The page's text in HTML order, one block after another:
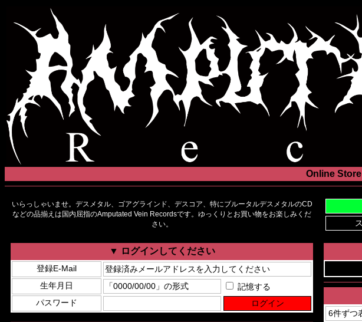
Online Store
いらっしゃいませ。デスメタル、ゴアグラインド、デスコア、特にブルータルデスメタルのCD
などの品揃えは国内屈指のAmputated Vein Recordsです。ゆっくりとお買い物をお楽しみくだ
さい。
▼ ログインしてください
登録E-Mail
生年月日
記憶する
パスワード